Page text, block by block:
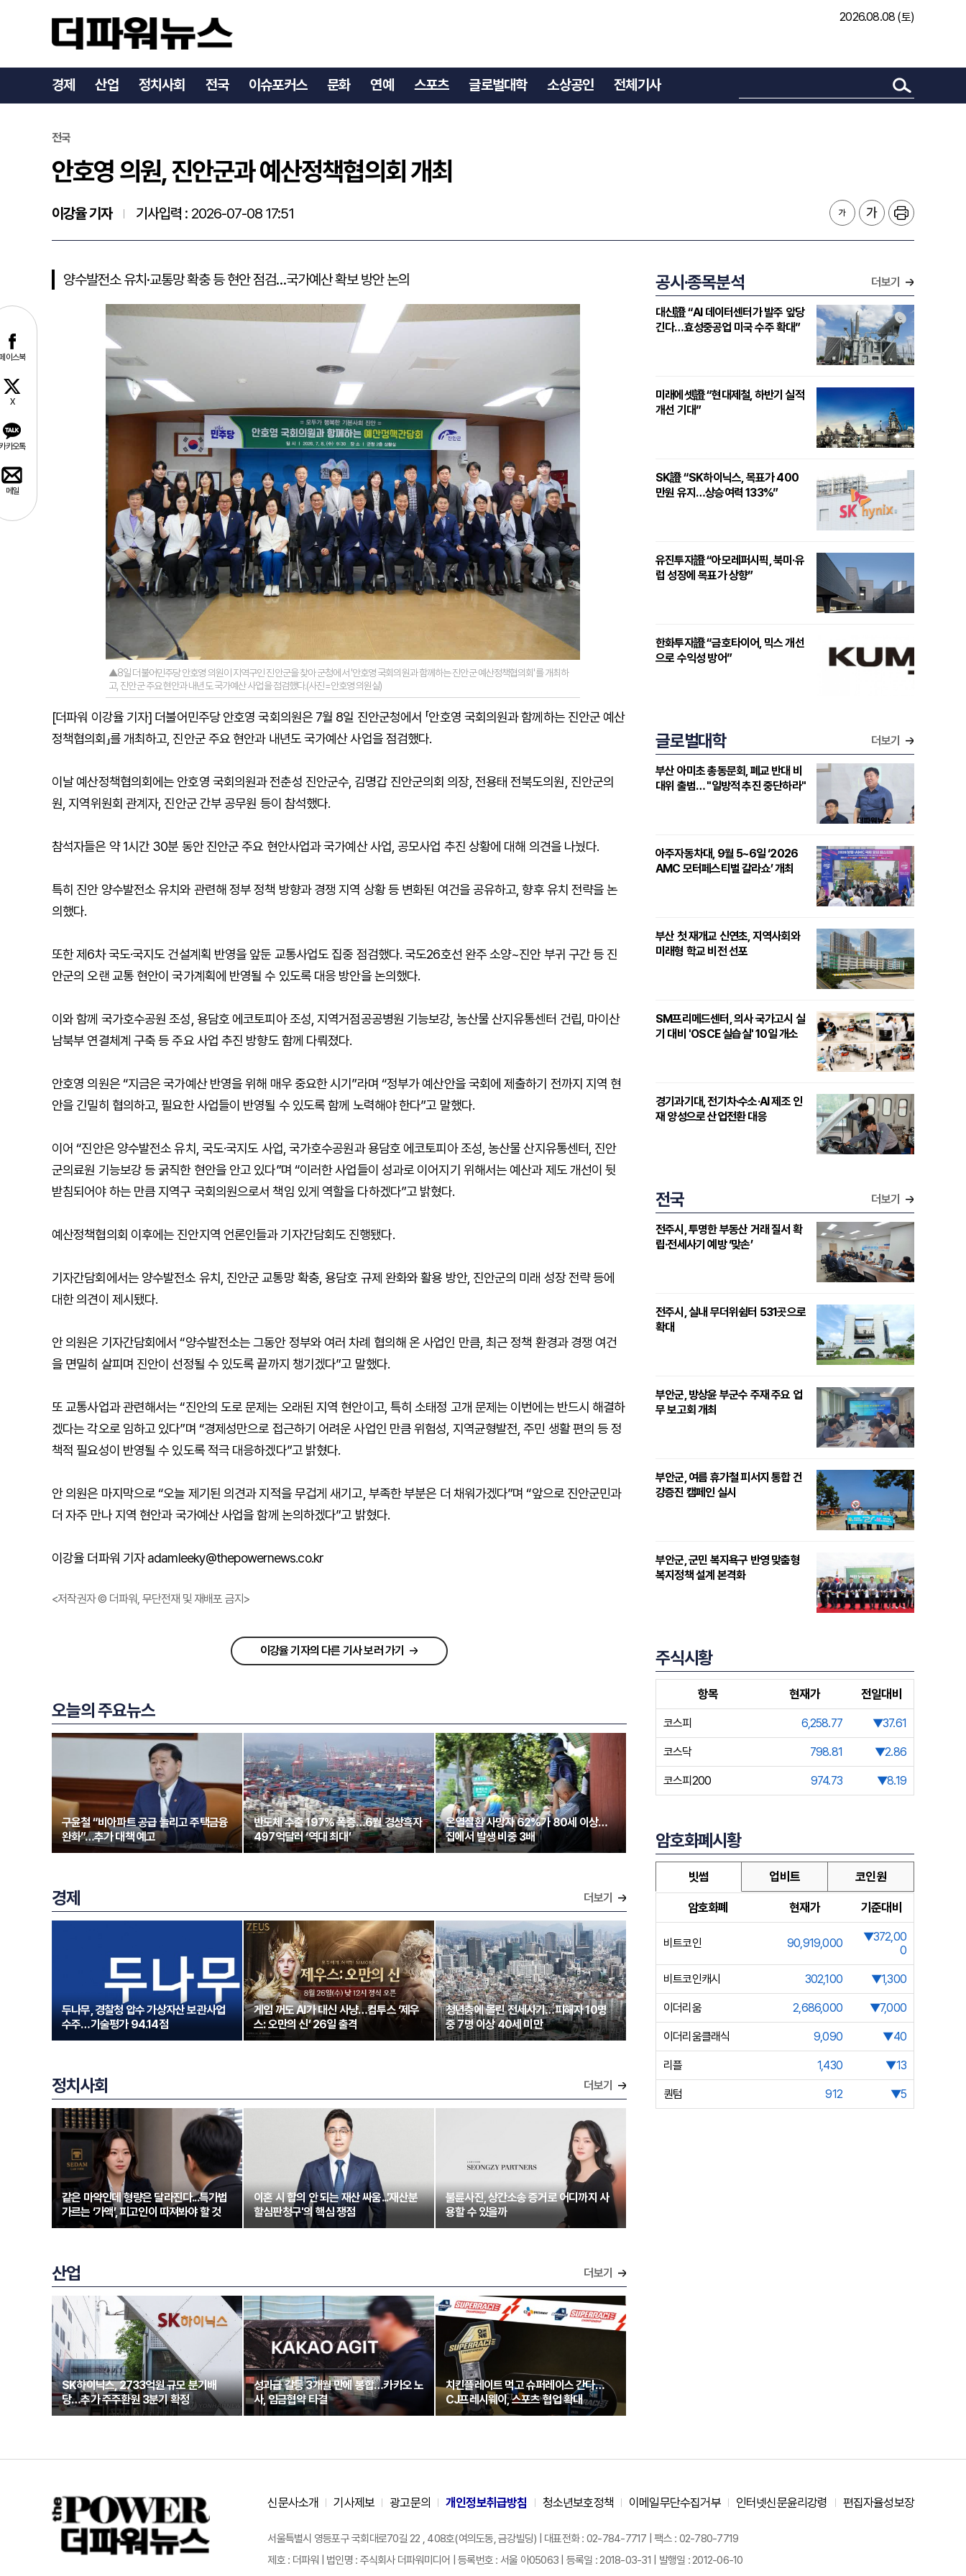
2026.08.08 (토)
경제 산업 정치사회 전국 이슈포커스 문화 연예 스포츠 글로벌대학 소상공인 전체기사
안호영 의원, 진안군과 예산정책협의회 개최
이스북
X
카오톡
메일
전국
안호영 의원, 진안군과 예산정책협의회 개최
이강율 기자 기사입력 : 2026-07-08 17:51
양수발전소 유치·교통망 확충 등 현안 점검…국가예산 확보 방안 논의
▲8일 더불어민주당 안호영 의원이 지역구인 진안군을 찾아 군청에서 '안호영 국회의원과 함께하는 진안군 예산정책협의회'를 개최하
고, 진안군 주요 현안과 내년도 국가예산 사업을 점검했다.(사진=안호영 의원실)
[더파워 이강율 기자] 더불어민주당 안호영 국회의원은 7월 8일 진안군청에서 「안호영 국회의원과 함께하는 진안군 예산
정책협의회」를 개최하고, 진안군 주요 현안과 내년도 국가예산 사업을 점검했다.
이날 예산정책협의회에는 안호영 국회의원과 전춘성 진안군수, 김명갑 진안군의회 의장, 전용태 전북도의원, 진안군의
원, 지역위원회 관계자, 진안군 간부 공무원 등이 참석했다.
참석자들은 약 1시간 30분 동안 진안군 주요 현안사업과 국가예산 사업, 공모사업 추진 상황에 대해 의견을 나눴다.
특히 진안 양수발전소 유치와 관련해 정부 정책 방향과 경쟁 지역 상황 등 변화된 여건을 공유하고, 향후 유치 전략을 논
의했다.
또한 제6차 국도·국지도 건설계획 반영을 앞둔 교통사업도 집중 점검했다. 국도26호선 완주 소양~진안 부귀 구간 등 진
안군의 오랜 교통 현안이 국가계획에 반영될 수 있도록 대응 방안을 논의했다.
이와 함께 국가호수공원 조성, 용담호 에코토피아 조성, 지역거점공공병원 기능보강, 농산물 산지유통센터 건립, 마이산
남북부 연결체계 구축 등 주요 사업 추진 방향도 함께 다뤄졌다.
안호영 의원은 “지금은 국가예산 반영을 위해 매우 중요한 시기”라며 “정부가 예산안을 국회에 제출하기 전까지 지역 현
안을 긴밀히 협의하고, 필요한 사업들이 반영될 수 있도록 함께 노력해야 한다”고 말했다.
이어 “진안은 양수발전소 유치, 국도·국지도 사업, 국가호수공원과 용담호 에코토피아 조성, 농산물 산지유통센터, 진안
군의료원 기능보강 등 굵직한 현안을 안고 있다”며 “이러한 사업들이 성과로 이어지기 위해서는 예산과 제도 개선이 뒷
받침되어야 하는 만큼 지역구 국회의원으로서 책임 있게 역할을 다하겠다”고 밝혔다.
예산정책협의회 이후에는 진안지역 언론인들과 기자간담회도 진행됐다.
기자간담회에서는 양수발전소 유치, 진안군 교통망 확충, 용담호 규제 완화와 활용 방안, 진안군의 미래 성장 전략 등에
대한 의견이 제시됐다.
안 의원은 기자간담회에서 “양수발전소는 그동안 정부와 여러 차례 협의해 온 사업인 만큼, 최근 정책 환경과 경쟁 여건
을 면밀히 살피며 진안이 선정될 수 있도록 끝까지 챙기겠다”고 말했다.
또 교통사업과 관련해서는 “진안의 도로 문제는 오래된 지역 현안이고, 특히 소태정 고개 문제는 이번에는 반드시 해결하
겠다는 각오로 임하고 있다”며 “경제성만으로 접근하기 어려운 사업인 만큼 위험성, 지역균형발전, 주민 생활 편의 등 정
책적 필요성이 반영될 수 있도록 적극 대응하겠다”고 밝혔다.
안 의원은 마지막으로 “오늘 제기된 의견과 지적을 무겁게 새기고, 부족한 부분은 더 채워가겠다”며 “앞으로 진안군민과
더 자주 만나 지역 현안과 국가예산 사업을 함께 논의하겠다”고 밝혔다.
이강율 더파워 기자 adamleeky@thepowernews.co.kr
<저작권자 © 더파워, 무단전재 및 재배포 금지>
이강율 기자의 다른 기사 보러 가기
오늘의 주요뉴스
구윤철 “비아파트 공급 늘리고 주택금융
완화”…추가 대책 예고
반도체 수출 197% 폭증…6월 경상흑자
497억달러 ‘역대 최대’
온열질환 사망자 62%가 80세 이상…
집에서 발생 비중 3배
경제 더보기
두나무, 경찰청 압수 가상자산 보관사업
수주…기술평가 94.14점
게임 꺼도 AI가 대신 사냥…컴투스 ‘제우
스: 오만의 신’ 26일 출격
청년층에 몰린 전세사기…피해자 10명
중 7명 이상 40세 미만
정치사회 더보기
같은 마약인데 형량은 달라진다...특가법
가르는 ‘가액’, 피고인이 따져봐야 할 것
이혼 시 합의 안 되는 재산 싸움...'재산분
할심판청구'의 핵심 쟁점
불륜사진, 상간소송 증거로 어디까지 사
용할 수 있을까
산업 더보기
SK하이닉스, 2733억원 규모 분기배
당…추가 주주환원 3분기 확정
성과급 갈등 3개월 만에 봉합…카카오 노
사, 임금협약 타결
치킨플레이트 먹고 슈퍼레이스 간다…
CJ프레시웨이, 스포츠 협업 확대
공시·종목분석 더보기
대신證 “AI 데이터센터가 발주 앞당
긴다…효성중공업 미국 수주 확대”
미래에셋證 “현대제철, 하반기 실적
개선 기대”
SK證 “SK하이닉스, 목표가 400
만원 유지…상승여력 133%”
유진투자證 “아모레퍼시픽, 북미·유
럽 성장에 목표가 상향”
한화투자證 “금호타이어, 믹스 개선
으로 수익성 방어”
글로벌대학 더보기
부산 아미초 총동문회, 폐교 반대 비
대위 출범… "일방적 추진 중단하라"
아주자동차대, 9월 5~6일 ‘2026
AMC 모터페스티벌 갈라쇼’ 개최
부산 첫 재개교 신연초, 지역사회와
미래형 학교 비전 선포
SM프리메드센터, 의사 국가고시 실
기 대비 'OSCE 실습실' 10일 개소
경기과기대, 전기차·수소·AI 제조 인
재 양성으로 산업전환 대응
전국 더보기
전주시, 투명한 부동산 거래 질서 확
립·전세사기 예방 ‘맞손’
전주시, 실내 무더위쉼터 531곳으로
확대
부안군, 방상윤 부군수 주재 주요 업
무 보고회 개최
부안군, 여름 휴가철 피서지 통합 건
강증진 캠페인 실시
부안군, 군민 복지욕구 반영 맞춤형
복지정책 설계 본격화
주식시황
항목 현재가 전일대비
코스피 6,258.77 ▼37.61
코스닥 798.81 ▼2.86
코스피200 974.73 ▼8.19
암호화폐시황
빗썸 업비트 코인원
암호화폐 현재가 기준대비
비트코인 90,919,000
▼372,00
0
비트코인캐시 302,100 ▼1,300
이더리움 2,686,000 ▼7,000
이더리움클래식 9,090 ▼40
리플 1,430 ▼13
퀀텀 912 ▼5
신문사소개 기사제보 광고문의 개인정보취급방침 청소년보호정책 이메일무단수집거부 인터넷신문윤리강령 편집자율성보장
서울특별시 영등포구 국회대로70길 22 , 408호(여의도동, 금강빌딩) | 대표전화 : 02-784-7717 | 팩스 : 02-780-7719
제호 : 더파워 | 법인명 : 주식회사 더파워미디어 | 등록번호 : 서울 아05063 | 등록일 : 2018-03-31 | 발행일 : 2012-06-10